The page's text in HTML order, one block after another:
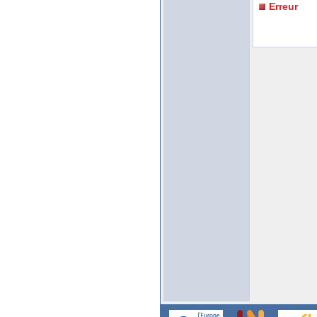
Erreur